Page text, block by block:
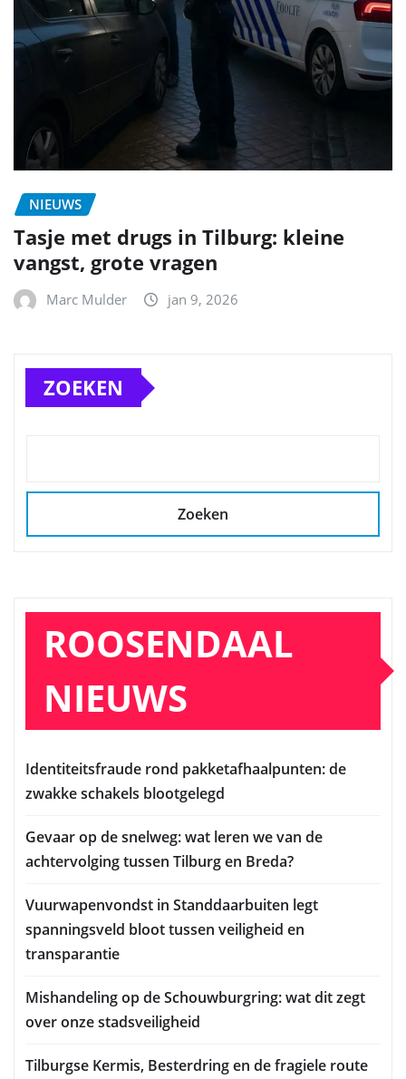
NIEUWS
Tasje met drugs in Tilburg: kleine
vangst, grote vragen
Marc Mulder jan 9, 2026
ZOEKEN
Zoeken
ROOSENDAAL
NIEUWS
Identiteitsfraude rond pakketafhaalpunten: de
zwakke schakels blootgelegd
Gevaar op de snelweg: wat leren we van de
achtervolging tussen Tilburg en Breda?
Vuurwapenvondst in Standdaarbuiten legt
spanningsveld bloot tussen veiligheid en
transparantie
Mishandeling op de Schouwburgring: wat dit zegt
over onze stadsveiligheid
Tilburgse Kermis, Besterdring en de fragiele route